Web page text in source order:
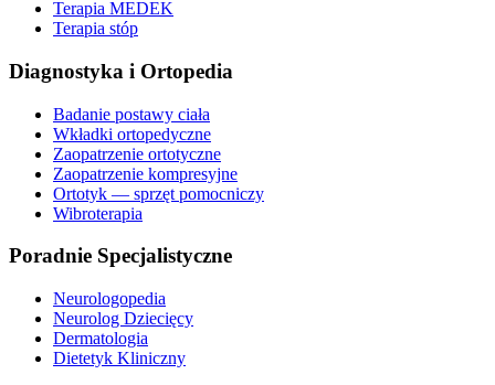
Terapia MEDEK
Terapia stóp
Diagnostyka i Ortopedia
Badanie postawy ciała
Wkładki ortopedyczne
Zaopatrzenie ortotyczne
Zaopatrzenie kompresyjne
Ortotyk — sprzęt pomocniczy
Wibroterapia
Poradnie Specjalistyczne
Neurologopedia
Neurolog Dziecięcy
Dermatologia
Dietetyk Kliniczny